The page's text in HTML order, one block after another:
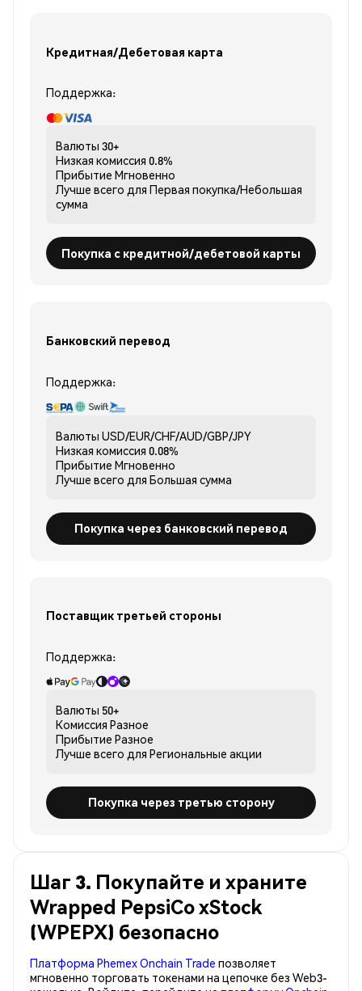
Кредитная/Дебетовая карта
Поддержка:
Валюты 30+
Низкая комиссия 0.8%
Прибытие Мгновенно
Лучше всего для Первая покупка/Небольшая
сумма
Покупка с кредитной/дебетовой карты
Банковский перевод
Поддержка:
Валюты USD/EUR/CHF/AUD/GBP/JPY
Низкая комиссия 0.08%
Прибытие Мгновенно
Лучше всего для Большая сумма
Покупка через банковский перевод
Поставщик третьей стороны
Поддержка:
Валюты 50+
Комиссия Разное
Прибытие Разное
Лучше всего для Региональные акции
Покупка через третью сторону
Шаг 3. Покупайте и храните
Wrapped PepsiCo xStock
(WPEPX) безопасно
Платформа Phemex Onchain Trade позволяет
мгновенно торговать токенами на цепочке без Web3-